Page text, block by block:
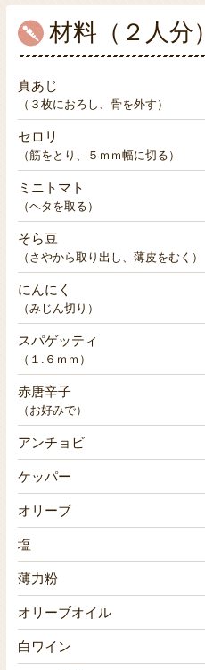
材料（２人分）
真あじ
（３枚におろし、骨を外す）
セロリ
（筋をとり、５ｍｍ幅に切る）
ミニトマト
（ヘタを取る）
そら豆
（さやから取り出し、薄皮をむく）
にんにく
（みじん切り）
スパゲッティ
（１.６ｍｍ）
赤唐辛子
（お好みで）
アンチョビ
ケッパー
オリーブ
塩
薄力粉
オリーブオイル
白ワイン